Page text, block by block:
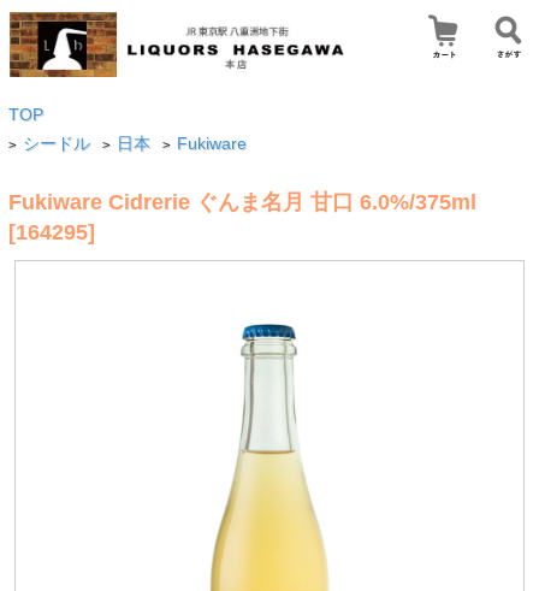
TOP
> シードル > 日本 > Fukiware
Fukiware Cidrerie ぐんま名月 甘口 6.0%/375ml
[164295]